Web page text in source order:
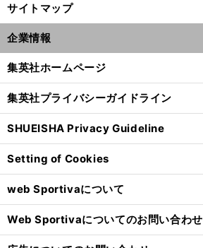
サイトマップ
企業情報
集英社ホームページ
集英社プライバシーガイドライン
SHUEISHA Privacy Guideline
Setting of Cookies
web Sportivaについて
Web Sportivaについてのお問い合わせ